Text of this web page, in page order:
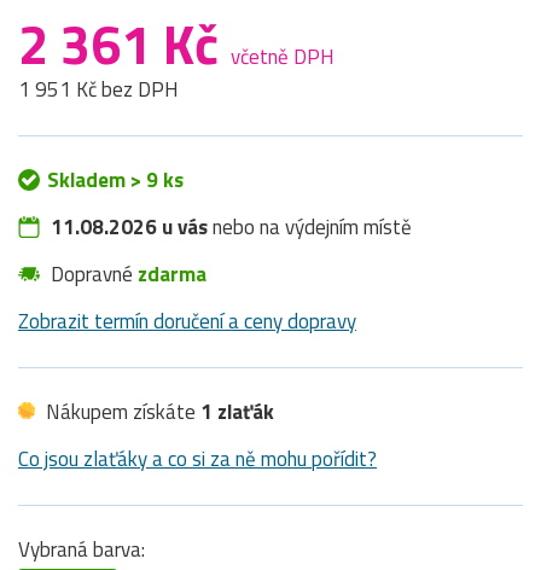
2 361 Kč včetně DPH
1 951 Kč bez DPH
Skladem > 9 ks
11.08.2026 u vásnebo na výdejním místě
Dopravné zdarma
Zobrazit termín doručení a ceny dopravy
Nákupem získáte 1 zlaťák
Co jsou zlaťáky a co si za ně mohu pořídit?
Vybraná barva: